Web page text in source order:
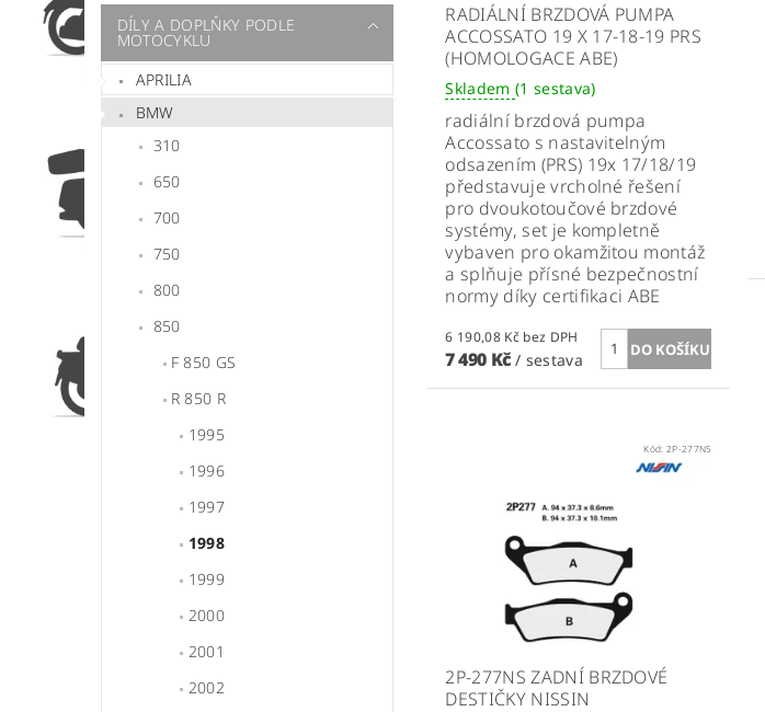
DÍLY A DOPLŇKY PODLE
MOTOCYKLU
APRILIA
BMW
310
650
700
750
800
850
F 850 GS
R 850 R
1995
1996
1997
1998
1999
2000
2001
2002
RADIÁLNÍ BRZDOVÁ PUMPA
ACCOSSATO 19 X 17-18-19 PRS
(HOMOLOGACE ABE)
Skladem (1 sestava)
radiální brzdová pumpa
Accossato s nastavitelným
odsazením (PRS) 19x 17/18/19
představuje vrcholné řešení
pro dvoukotoučové brzdové
systémy, set je kompletně
vybaven pro okamžitou montáž
a splňuje přísné bezpečnostní
normy díky certifikaci ABE
6 190,08 Kč bez DPH
7 490 Kč/ sestava
Kód: 2P-277NS
2P-277NS ZADNÍ BRZDOVÉ
DESTIČKY NISSIN